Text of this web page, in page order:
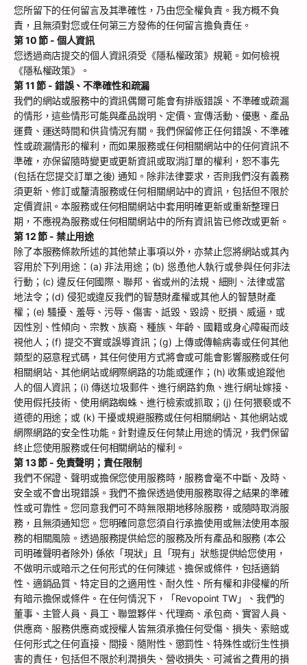
您所留下的任何留言及其準確性，乃由您全權負責。我方概不負
責，且無須對您或任何第三方發佈的任何留言擔負責任。
第 10 節 - 個人資訊
您透過商店提交的個人資訊須受《隱私權政策》規範。如何檢視
《隱私權政策》。
第 11 節 - 錯誤、不準確性和疏漏
我們的網站或服務中的資訊偶爾可能會有排版錯誤、不準確或疏漏
的情形，這些情形可能與產品說明、定價、宣傳活動、優惠、產品
運費、運送時間和供貨情況有關。我們保留修正任何錯誤、不準確
性或疏漏情形的權利，而如果服務或任何相關網站中的任何資訊不
準確，亦保留隨時變更或更新資訊或取消訂單的權利，恕不事先
(包括在您提交訂單之後) 通知。除非法律要求，否則我們沒有義務
須更新、修訂或釐清服務或任何相關網站中的資訊，包括但不限於
定價資訊。本服務或任何相關網站中套用明確更新或重新整理日
期，不應視為服務或任何相關網站中的所有資訊皆已修改或更新。
第 12 節 - 禁止用途
除了本服務條款所述的其他禁止事項以外，亦禁止您將網站或其內
容用於下列用途：(a) 非法用途；(b) 慫恿他人執行或參與任何非法
行動；(c) 違反任何國際、聯邦、省或州的法規、細則、法律或當
地法令；(d) 侵犯或違反我們的智慧財產權或其他人的智慧財產
權；(e) 騷擾、羞辱、污辱、傷害、詆毀、毀謗、貶損、威逼，或
因性別、性傾向、宗教、族裔、種族、年齡、國籍或身心障礙而歧
視他人；(f) 提交不實或誤導資訊；(g) 上傳或傳輸病毒或任何其他
類型的惡意程式碼，其任何使用方式將會或可能會影響服務或任何
相關網站、其他網站或網際網路的功能或運作；(h) 收集或追蹤他
人的個人資訊；(i) 傳送垃圾郵件、進行網路釣魚、進行網址嫁接、
使用假托技術、使用網路蜘蛛、進行檢索或抓取；(j) 任何猥褻或不
道德的用途；或 (k) 干擾或規避服務或任何相關網站、其他網站或
網際網路的安全性功能。針對違反任何禁止用途的情況，我們保留
終止您使用服務或任何相關網站的權利。
第 13 節 - 免責聲明；責任限制
我們不保證、聲明或擔保您使用服務時，服務會毫不中斷、及時、
安全或不會出現錯誤。我們不擔保透過使用服務取得之結果的準確
性或可靠性。您同意我們可不時無限期地移除服務，或隨時取消服
務，且無須通知您。您明確同意您須自行承擔使用或無法使用本服
務的相關風險。透過服務提供給您的服務及所有產品和服務 (本公
司明確聲明者除外) 係依「現狀」且「現有」狀態提供給您使用，
不做明示或暗示之任何形式的任何陳述、擔保或條件，包括適銷
性、適銷品質、特定目的之適用性、耐久性、所有權和非侵權的所
有暗示擔保或條件。在任何情況下，「Revopoint TW」、我們的
董事、主管人員、員工、聯盟夥伴、代理商、承包商、實習人員、
供應商、服務供應商或授權人皆無須承擔任何受傷、損失、索賠或
任何形式之任何直接、間接、隨附性、懲罰性、特殊性或衍生性損
害的責任，包括但不限於利潤損失、營收損失、可減省之費用的損